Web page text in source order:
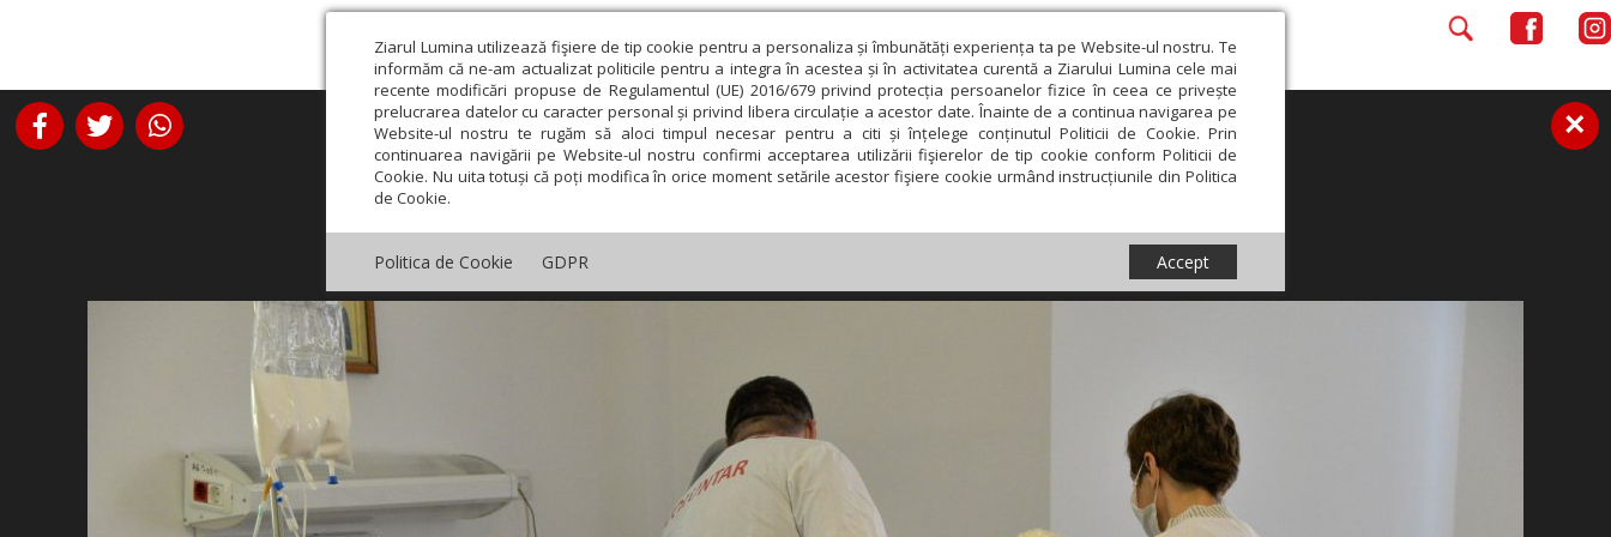
Ziarul Lumina utilizează fişiere de tip cookie pentru a personaliza și îmbunătăți experiența ta pe Website-ul nostru. Te
informăm că ne-am actualizat politicile pentru a integra în acestea și în activitatea curentă a Ziarului Lumina cele mai
recente modificări propuse de Regulamentul (UE) 2016/679 privind protecția persoanelor fizice în ceea ce privește
prelucrarea datelor cu caracter personal și privind libera circulație a acestor date. Înainte de a continua navigarea pe
Website-ul nostru te rugăm să aloci timpul necesar pentru a citi și înțelege conținutul Politicii de Cookie. Prin
continuarea navigării pe Website-ul nostru confirmi acceptarea utilizării fişierelor de tip cookie conform Politicii de
Cookie. Nu uita totuși că poți modifica în orice moment setările acestor fişiere cookie urmând instrucțiunile din Politica
de Cookie.
Politica de Cookie GDPR Accept
×